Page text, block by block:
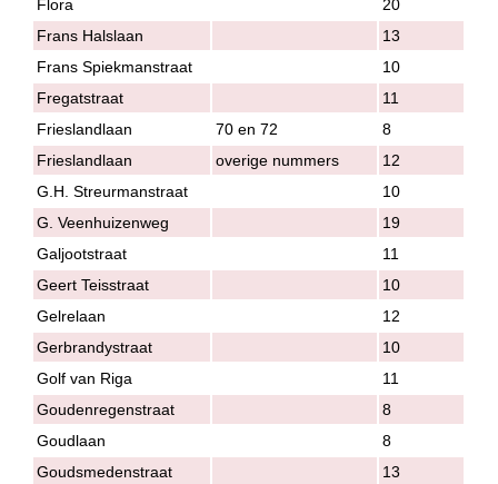
Flora
20
Frans Halslaan
13
Frans Spiekmanstraat
10
Fregatstraat
11
Frieslandlaan
70 en 72
8
Frieslandlaan
overige nummers
12
G.H. Streurmanstraat
10
G. Veenhuizenweg
19
Galjootstraat
11
Geert Teisstraat
10
Gelrelaan
12
Gerbrandystraat
10
Golf van Riga
11
Goudenregenstraat
8
Goudlaan
8
Goudsmedenstraat
13